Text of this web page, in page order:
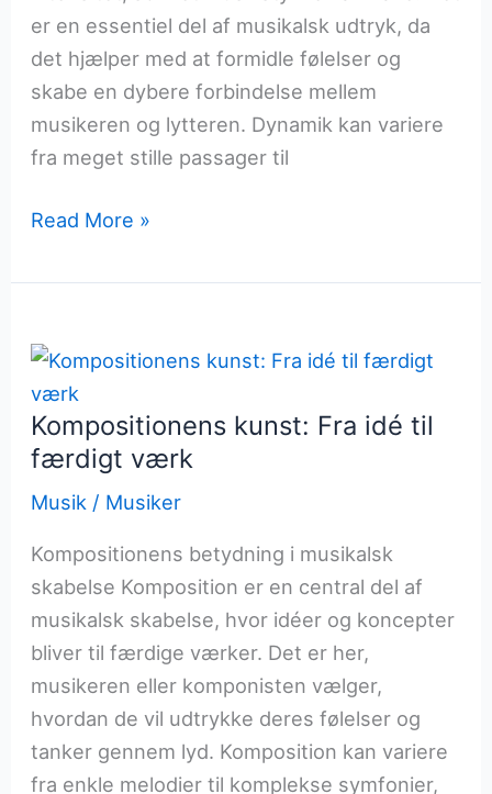
er en essentiel del af musikalsk udtryk, da
det hjælper med at formidle følelser og
skabe en dybere forbindelse mellem
musikeren og lytteren. Dynamik kan variere
fra meget stille passager til
Dynamik
musikken:
stille
kraftfuld
Read More »
Kompositionens kunst: Fra idé til
færdigt værk
Musik / Musiker
Kompositionens betydning i musikalsk
skabelse Komposition er en central del af
musikalsk skabelse, hvor idéer og koncepter
bliver til færdige værker. Det er her,
musikeren eller komponisten vælger,
hvordan de vil udtrykke deres følelser og
tanker gennem lyd. Komposition kan variere
fra enkle melodier til komplekse symfonier,